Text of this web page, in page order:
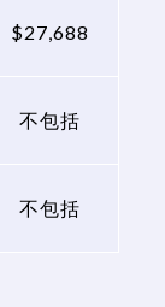
$27,688
不包括
不包括